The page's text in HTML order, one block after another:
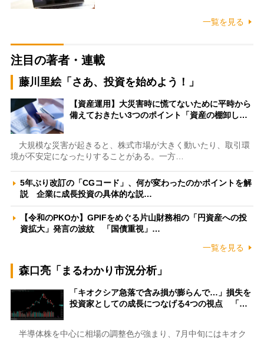
一覧を見る
注目の著者・連載
藤川里絵「さあ、投資を始めよう！」
【資産運用】大災害時に慌てないために平時から
備えておきたい3つのポイント「資産の棚卸し…
大規模な災害が起きると、株式市場が大きく動いたり、取引環
境が不安定になったりすることがある。一方…
5年ぶり改訂の「CGコード」、何が変わったのかポイントを解
説 企業に成長投資の具体的な説…
【令和のPKOか】GPIFをめぐる片山財務相の「円資産への投
資拡大」発言の波紋 「国債重視」…
一覧を見る
森口亮「まるわかり市況分析」
「キオクシア急落で含み損が膨らんで…」損失を
投資家としての成長につなげる4つの視点 「…
半導体株を中心に相場の調整色が強まり、7月中旬にはキオク